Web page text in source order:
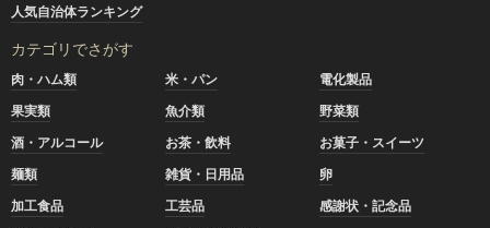
人気自治体ランキング
カテゴリでさがす
肉・ハム類 米・パン
電化製品
果実類
魚介類
野菜類
酒・アルコール
お茶・飲料
お菓子・スイーツ
麺類
雑貨・日用品
卵
加工食品
工芸品
感謝状・記念品